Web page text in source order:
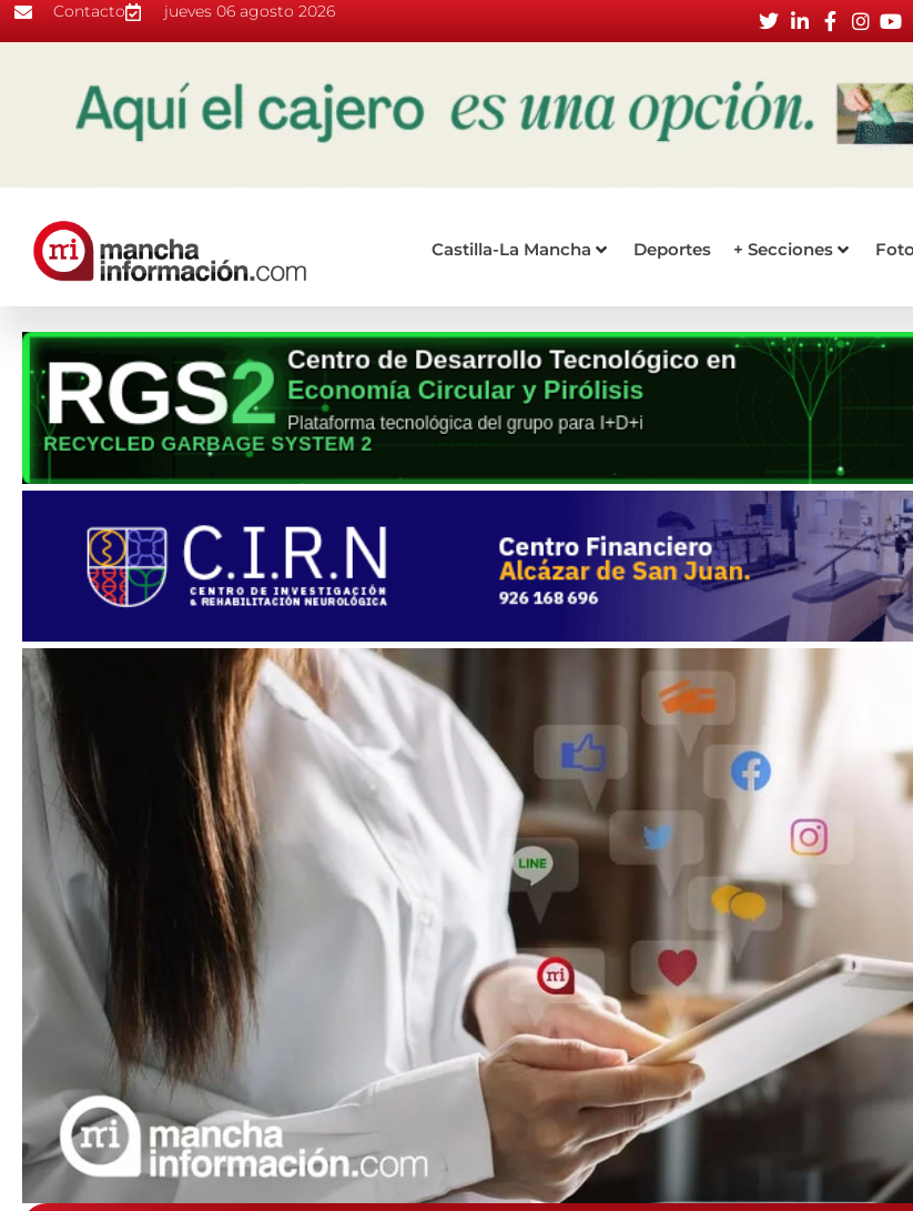
Contacto jueves 06 agosto 2026
Castilla-La Mancha Deportes + Secciones